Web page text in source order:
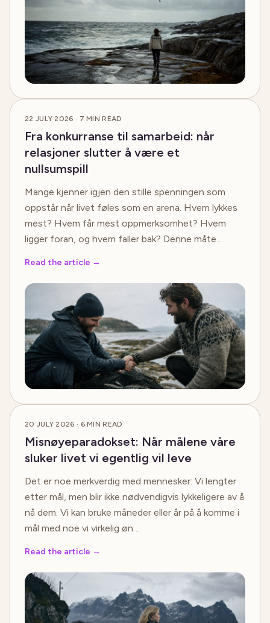
22 JULY 2026 · 7 MIN READ
Fra konkurranse til samarbeid: når
relasjoner slutter å være et
nullsumspill
Mange kjenner igjen den stille spenningen som
oppstår når livet føles som en arena. Hvem lykkes
mest? Hvem får mest oppmerksomhet? Hvem
ligger foran, og hvem faller bak? Denne måte…
Read the article →
20 JULY 2026 · 6 MIN READ
Misnøyeparadokset: Når målene våre
sluker livet vi egentlig vil leve
Det er noe merkverdig med mennesker: Vi lengter
etter mål, men blir ikke nødvendigvis lykkeligere av å
nå dem. Vi kan bruke måneder eller år på å komme i
mål med noe vi virkelig øn…
Read the article →